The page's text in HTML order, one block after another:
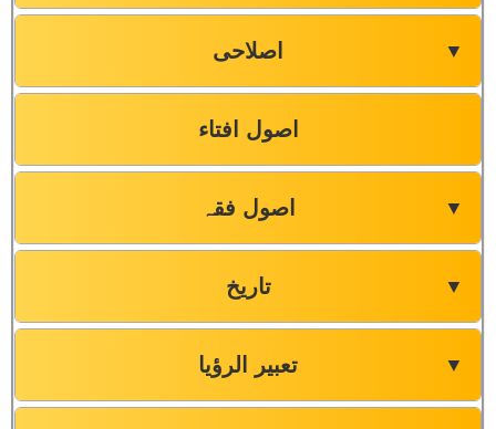
اصلاحی ▼
اصول افتاء
اصول فقہ ▼
تاریخ ▼
تعبیر الرؤیا ▼